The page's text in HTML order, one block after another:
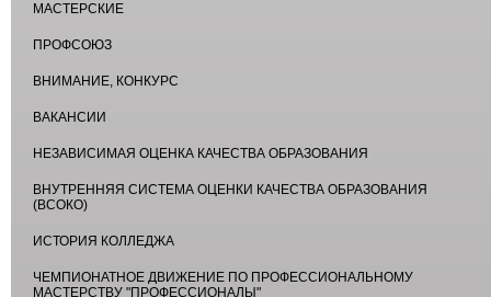
МАСТЕРСКИЕ
ПРОФСОЮЗ
ВНИМАНИЕ, КОНКУРС
ВАКАНСИИ
НЕЗАВИСИМАЯ ОЦЕНКА КАЧЕСТВА ОБРАЗОВАНИЯ
ВНУТРЕННЯЯ СИСТЕМА ОЦЕНКИ КАЧЕСТВА ОБРАЗОВАНИЯ
(ВСОКО)
ИСТОРИЯ КОЛЛЕДЖА
ЧЕМПИОНАТНОЕ ДВИЖЕНИЕ ПО ПРОФЕССИОНАЛЬНОМУ
МАСТЕРСТВУ "ПРОФЕССИОНАЛЫ"